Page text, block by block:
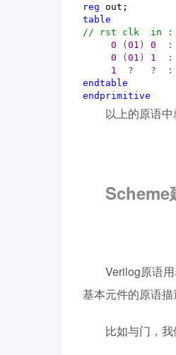
reg
table
// rst clk  in :
0 ( 01 ) 0
:
0 ( 01 ) 1
:
1
?   ?  :
endtable
endprimitive
以上的原语中
Scheme
Verilog原语用
基本元件的原语描
比如与门，我